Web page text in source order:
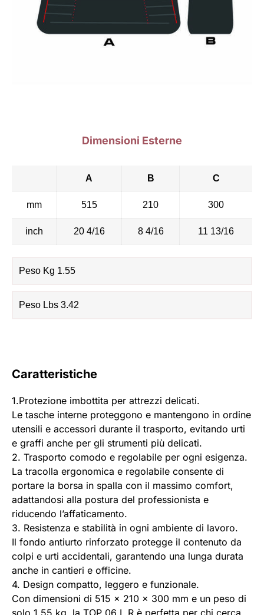
Dimensioni Esterne
A B C
mm 515 210 300
inch 20 4/16 8 4/16 11 13/16
Peso Kg 1.55
Peso Lbs 3.42
Caratteristiche
1.Protezione imbottita per attrezzi delicati.
Le tasche interne proteggono e mantengono in ordine
utensili e accessori durante il trasporto, evitando urti
e graffi anche per gli strumenti più delicati.
2. Trasporto comodo e regolabile per ogni esigenza.
La tracolla ergonomica e regolabile consente di
portare la borsa in spalla con il massimo comfort,
adattandosi alla postura del professionista e
riducendo l’affaticamento.
3. Resistenza e stabilità in ogni ambiente di lavoro.
Il fondo antiurto rinforzato protegge il contenuto da
colpi e urti accidentali, garantendo una lunga durata
anche in cantieri e officine.
4. Design compatto, leggero e funzionale.
Con dimensioni di 515 x 210 x 300 mm e un peso di
solo 1,55 kg, la TOP 06 L R è perfetta per chi cerca